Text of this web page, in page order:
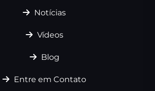
Notícias
Vídeos
Blog
Entre em Contato